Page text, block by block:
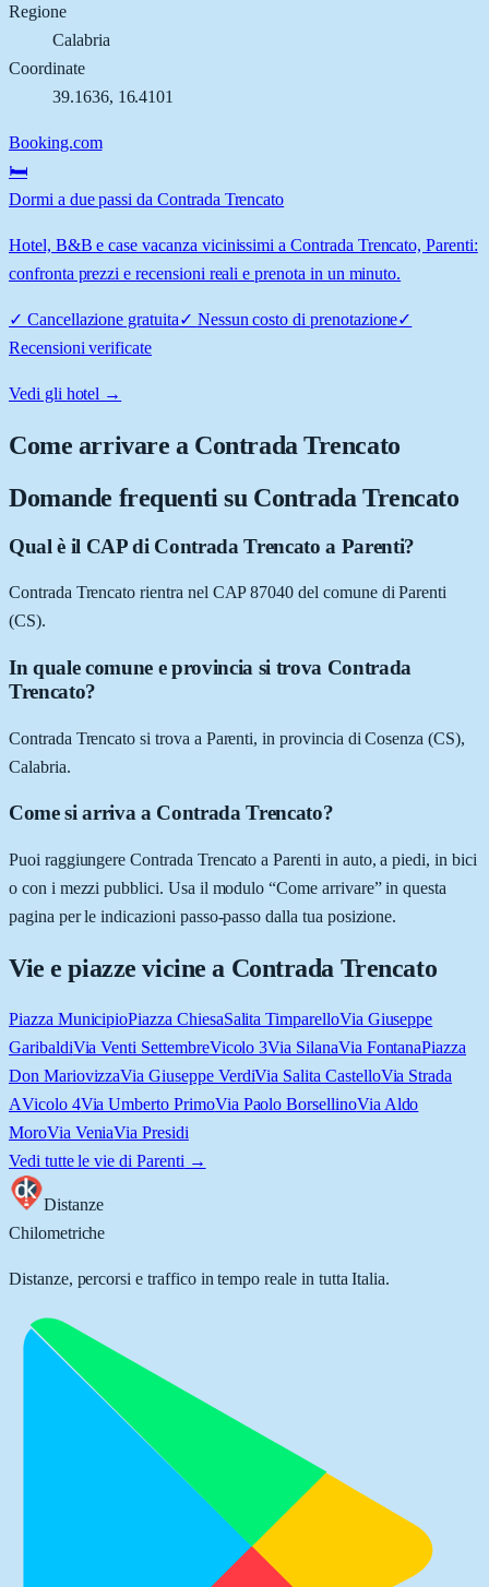
Regione
Calabria
Coordinate
39.1636, 16.4101
Booking.com
🛏️
Dormi a due passi da Contrada Trencato
Hotel, B&B e case vacanza vicinissimi a Contrada Trencato, Parenti:
confronta prezzi e recensioni reali e prenota in un minuto.
✓ Cancellazione gratuita✓ Nessun costo di prenotazione✓
Recensioni verificate
Vedi gli hotel →
Come arrivare a Contrada Trencato
Domande frequenti su Contrada Trencato
Qual è il CAP di Contrada Trencato a Parenti?
Contrada Trencato rientra nel CAP 87040 del comune di Parenti
(CS).
In quale comune e provincia si trova Contrada
Trencato?
Contrada Trencato si trova a Parenti, in provincia di Cosenza (CS),
Calabria.
Come si arriva a Contrada Trencato?
Puoi raggiungere Contrada Trencato a Parenti in auto, a piedi, in bici
o con i mezzi pubblici. Usa il modulo “Come arrivare” in questa
pagina per le indicazioni passo-passo dalla tua posizione.
Vie e piazze vicine a Contrada Trencato
Piazza MunicipioPiazza ChiesaSalita TimparelloVia Giuseppe
GaribaldiVia Venti SettembreVicolo 3Via SilanaVia FontanaPiazza
Don MariovizzaVia Giuseppe VerdiVia Salita CastelloVia Strada
AVicolo 4Via Umberto PrimoVia Paolo BorsellinoVia Aldo
MoroVia VeniaVia Presidi
Vedi tutte le vie di Parenti →
Distanze
Chilometriche
Distanze, percorsi e traffico in tempo reale in tutta Italia.